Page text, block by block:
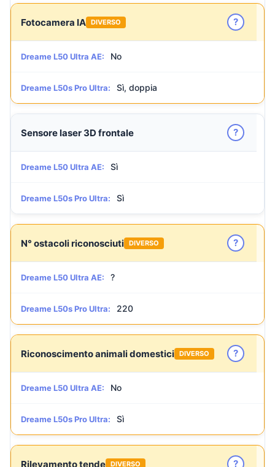
Fotocamera IA DIVERSO ?
Dreame L50 Ultra AE: No
Dreame L50s Pro Ultra: Sì, doppia
Sensore laser 3D frontale ?
Dreame L50 Ultra AE: Sì
Dreame L50s Pro Ultra: Sì
N° ostacoli riconosciuti DIVERSO ?
Dreame L50 Ultra AE: ?
Dreame L50s Pro Ultra: 220
Riconoscimento animali domestici DIVERSO ?
Dreame L50 Ultra AE: No
Dreame L50s Pro Ultra: Sì
Rilevamento tende DIVERSO ?